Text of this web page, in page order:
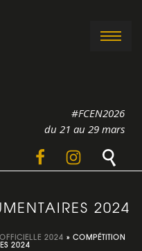
#FCEN2026
du 21 au 29 mars
2024
2024 » COMPÉTITION
2024